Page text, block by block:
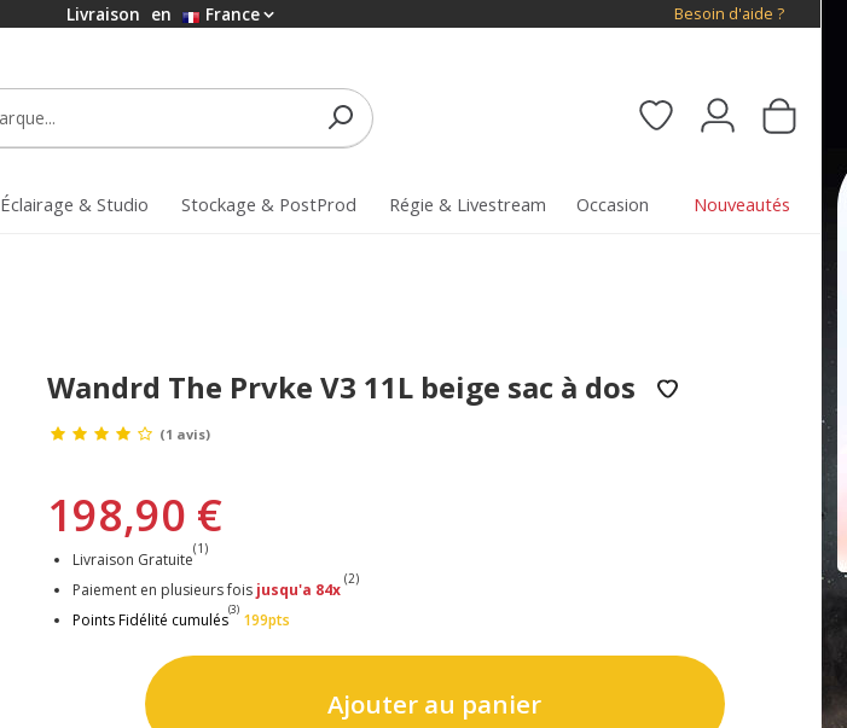
Livraison en France Besoin d'aide ?
Éclairage & Studio Stockage & PostProd Régie & Livestream Occasion Nouveautés
Wandrd The Prvke V3 11L beige sac à dos
(1 avis)
198,90 €
Livraison Gratuite
(1)
Paiement en plusieurs fois jusqu'a 84x
(2)
Points Fidélité cumulés
(3)
199pts
Ajouter au panier